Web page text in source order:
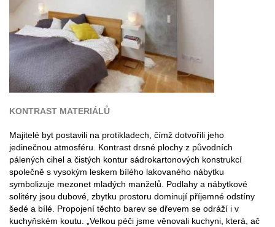
KONTRAST MATERIÁLŮ
Majitelé byt postavili na protikladech, čímž dotvořili jeho
jedinečnou atmosféru. Kontrast drsné plochy z původních
pálených cihel a čistých kontur sádrokartonových konstrukcí
společně s vysokým leskem bílého lakovaného nábytku
symbolizuje mezonet mladých manželů. Podlahy a nábytkové
solitéry jsou dubové, zbytku prostoru dominují příjemné odstíny
šedé a bílé. Propojení těchto barev se dřevem se odráží i v
kuchyňském koutu. „Velkou péči jsme věnovali kuchyni, která, ač